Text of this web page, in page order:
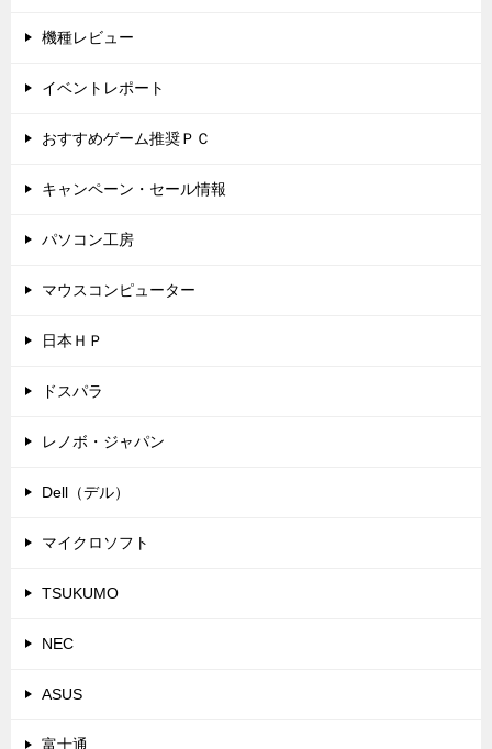
機種レビュー
イベントレポート
おすすめゲーム推奨ＰＣ
キャンペーン・セール情報
パソコン工房
マウスコンピューター
日本ＨＰ
ドスパラ
レノボ・ジャパン
Dell（デル）
マイクロソフト
TSUKUMO
NEC
ASUS
富士通